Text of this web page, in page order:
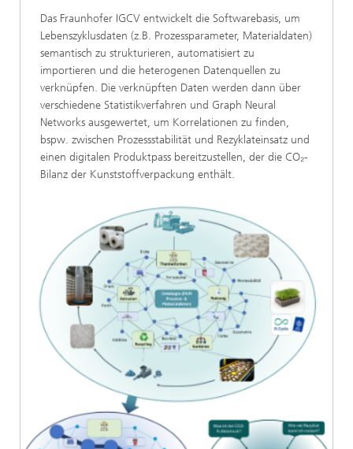
Das Fraunhofer IGCV entwickelt die Softwarebasis, um
Lebenszyklusdaten (z.B. Prozessparameter, Materialdaten)
semantisch zu strukturieren, automatisiert zu
importieren und die heterogenen Datenquellen zu
verknüpfen. Die verknüpften Daten werden dann über
verschiedene Statistikverfahren und Graph Neural
Networks ausgewertet, um Korrelationen zu finden,
bspw. zwischen Prozessstabilität und Rezyklateinsatz und
einen digitalen Produktpass bereitzustellen, der die CO₂-
Bilanz der Kunststoffverpackung enthält.